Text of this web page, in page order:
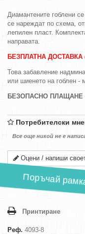
Диамантените гоблени
се нареждат по схема,
лепилен пласт.
направата.
БЕЗПЛАТНА ДОСТАВКА
Това забавление
или шиенето на гоблен -
БЕЗОПАСНО ПЛАЩАНЕ -
Потребителски
Все още никой не е
Оцени / напиши
Поръчай
Принтиране
Реф. 4093-8